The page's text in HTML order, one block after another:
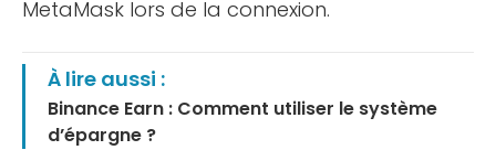
MetaMask lors de la connexion.
À lire aussi :
Binance Earn : Comment utiliser le système
d’épargne ?